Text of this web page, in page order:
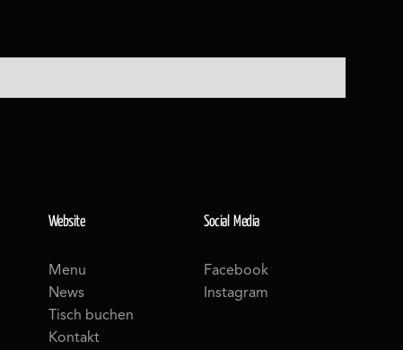
Website
Menu
News
Tisch buchen
Kontakt
Social Media
Facebook
Instagram